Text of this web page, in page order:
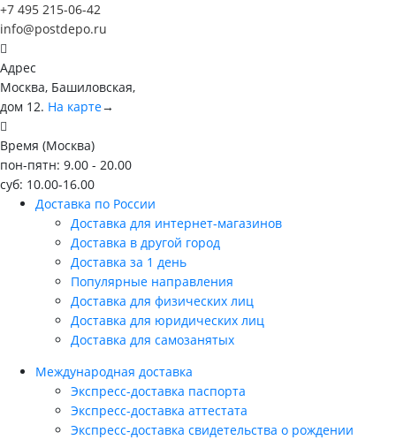
+7 495 215-06-42
info@postdepo.ru
Адрес
Москва, Башиловская,
дом 12. На карте→
Время (Москва)
пон-пятн: 9.00 - 20.00
суб: 10.00-16.00
Доставка по России
Доставка для интернет-магазинов
Доставка в другой город
Доставка за 1 день
Популярные направления
Доставка для физических лиц
Доставка для юридических лиц
Доставка для самозанятых
Международная доставка
Экспресс-доставка паспорта
Экспресс-доставка аттестата
Экспресс-доставка свидетельства о рождении